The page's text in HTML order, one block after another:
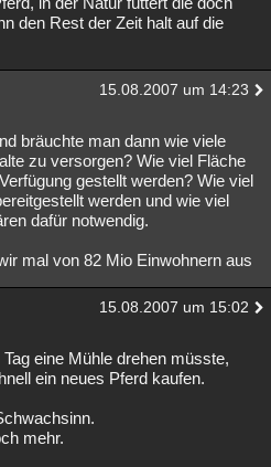
den Rest der Zeit halt auf die
15.08.2007 um 14:23
bräuchte man dann wie viele
zu versorgen? Wie viel Fläche
gestellt werden? Wie viel
werden und wie viel
dafür notwendig.
mal von 82 Mio Einwohnern aus
15.08.2007 um 15:02
eine Mühle drehen müsste,
ein neues Pferd kaufen.
mehr.